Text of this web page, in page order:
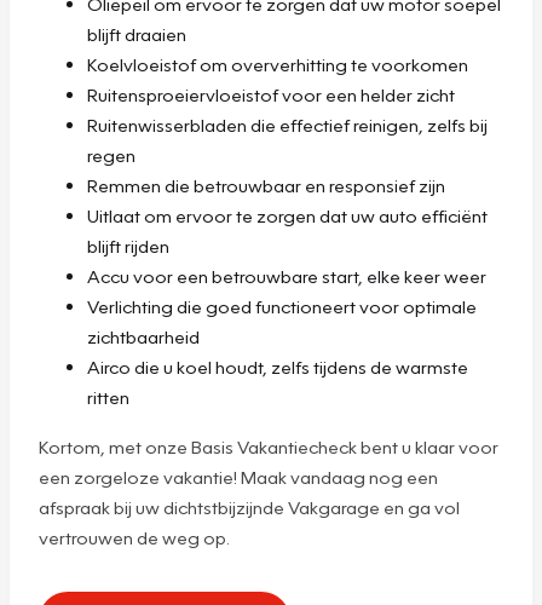
blijft draaien
Koelvloeistof om oververhitting te voorkomen
Ruitensproeiervloeistof voor een helder zicht
Ruitenwisserbladen die effectief reinigen, zelfs bij
regen
Remmen die betrouwbaar en responsief zijn
Uitlaat om ervoor te zorgen dat uw auto efficiënt
blijft rijden
Accu voor een betrouwbare start, elke keer weer
Verlichting die goed functioneert voor optimale
zichtbaarheid
Airco die u koel houdt, zelfs tijdens de warmste
ritten
Kortom, met onze Basis Vakantiecheck bent u klaar voor
een zorgeloze vakantie! Maak vandaag nog een
afspraak bij uw dichtstbijzijnde Vakgarage en ga vol
vertrouwen de weg op.